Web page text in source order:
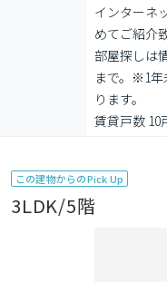
インターネ
めてご紹介
部屋探しは
まで。※1年
ります。
賃貸戸数 10
この建物からのPick Up
3LDK/5階